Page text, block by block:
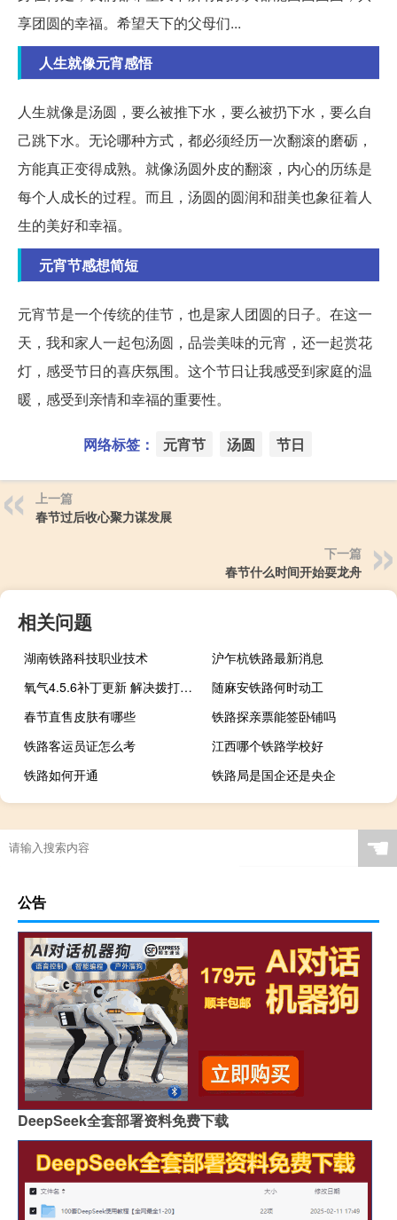
享团圆的幸福。希望天下的父母们...
人生就像元宵感悟
人生就像是汤圆，要么被推下水，要么被扔下水，要么自
己跳下水。无论哪种方式，都必须经历一次翻滚的磨砺，
方能真正变得成熟。就像汤圆外皮的翻滚，内心的历练是
每个人成长的过程。而且，汤圆的圆润和甜美也象征着人
生的美好和幸福。
元宵节感想简短
元宵节是一个传统的佳节，也是家人团圆的日子。在这一
天，我和家人一起包汤圆，品尝美味的元宵，还一起赏花
灯，感受节日的喜庆氛围。这个节日让我感受到家庭的温
暖，感受到亲情和幸福的重要性。
网络标签： 元宵节 汤圆 节日
上一篇
春节过后收心聚力谋发展
下一篇
春节什么时间开始耍龙舟
相关问题
湖南铁路科技职业技术
沪乍杭铁路最新消息
氧气4.5.6补丁更新 解决拨打911时重启的问题
随麻安铁路何时动工
春节直售皮肤有哪些
铁路探亲票能签卧铺吗
铁路客运员证怎么考
江西哪个铁路学校好
铁路如何开通
铁路局是国企还是央企
☚
公告
DeepSeek全套部署资料免费下载